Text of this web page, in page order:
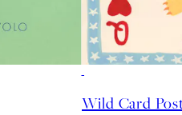
Wild Card